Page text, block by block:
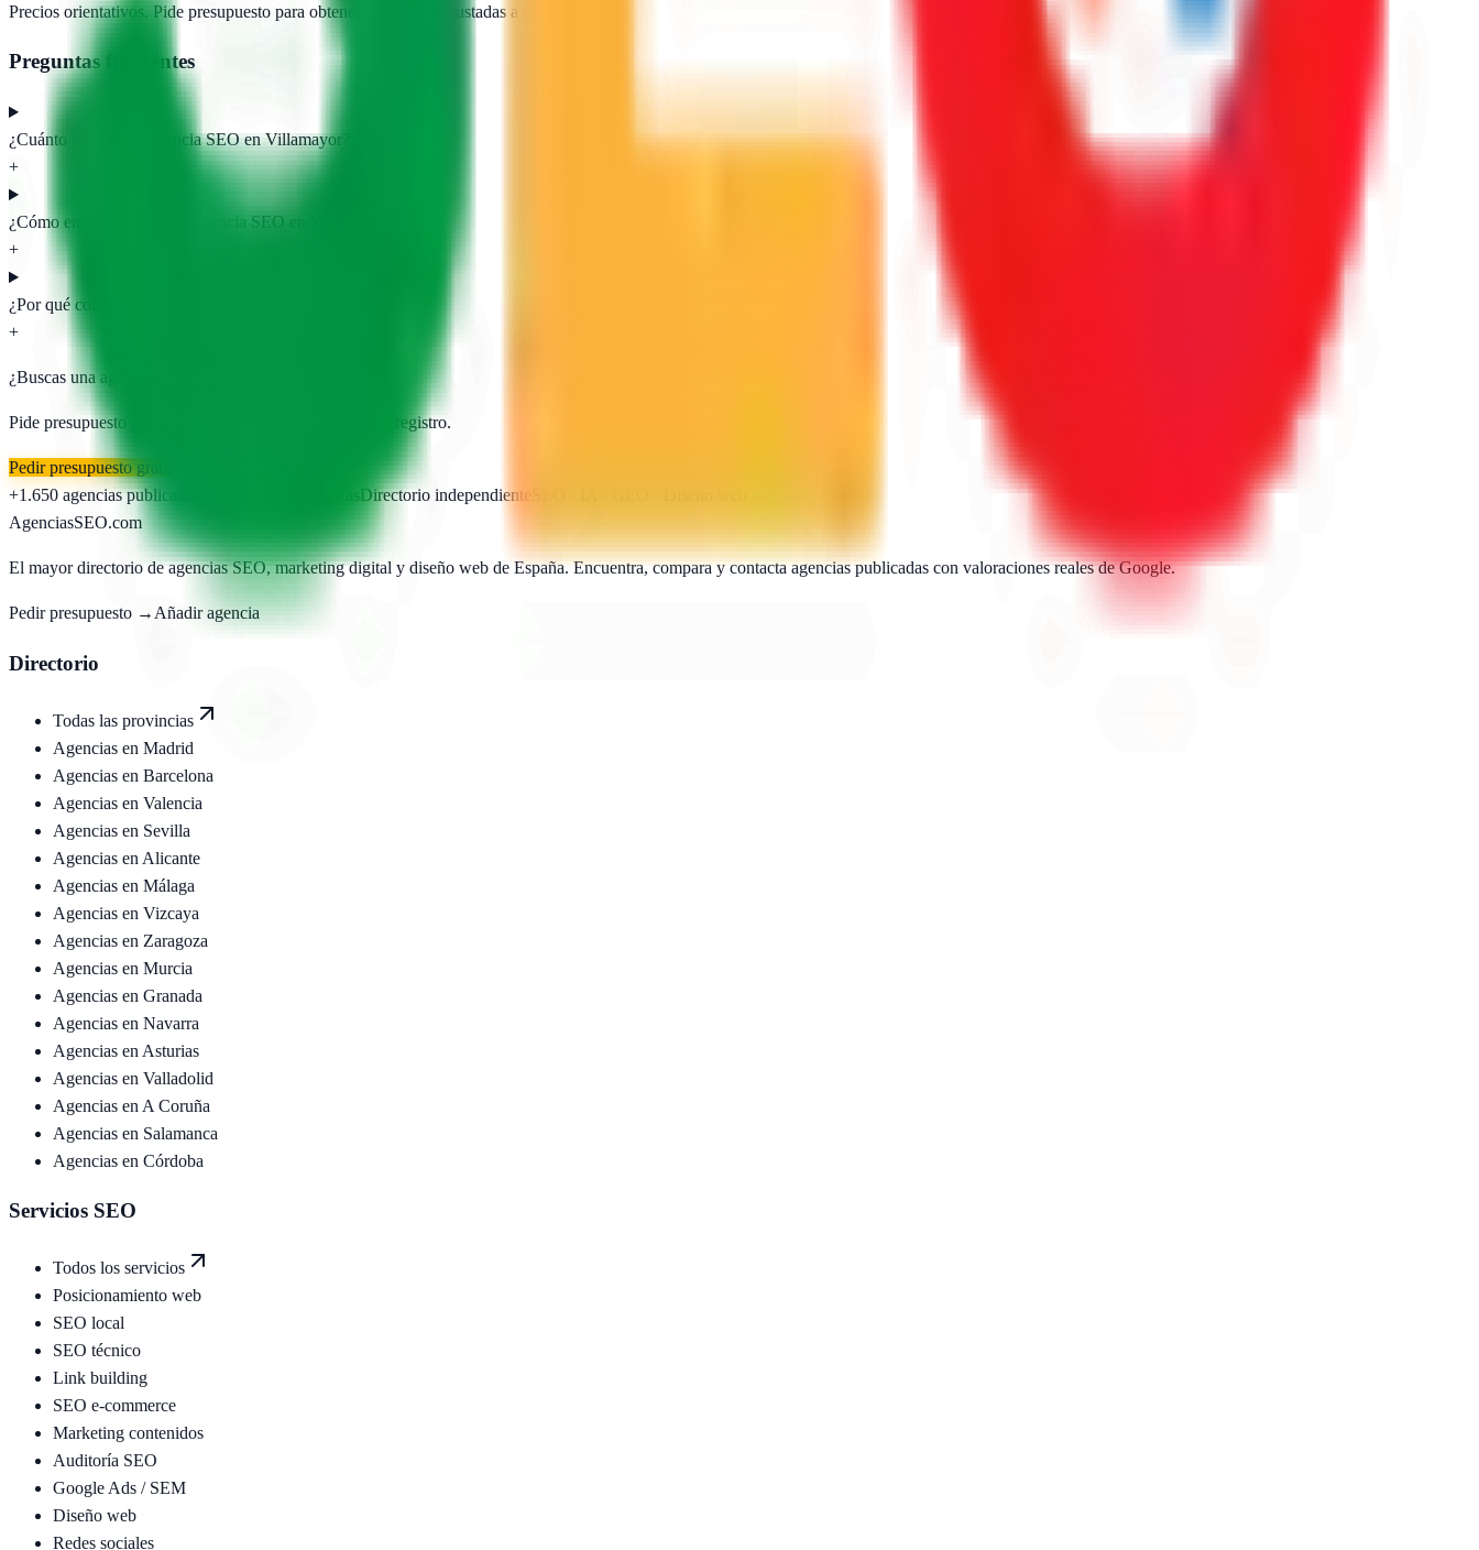
Precios orientativos. Pide presupuesto para obtener propuestas ajustadas a tu proyecto.
Preguntas frecuentes
¿Cuánto cuesta una agencia SEO en Villamayor?
+
¿Cómo encontrar la mejor agencia SEO en Villamayor?
+
¿Por qué contratar una agencia SEO local en Villamayor?
+
¿Buscas una agencia SEO en
Pide presupuesto gratis a las agencias publicadas. Sin registro.
Pedir presupuesto gratis
+1.650 agencias publicadas Directorio independiente
AgenciasSEO.com
El mayor directorio de agencias SEO, marketing digital y diseño web de España. Encuentra, compara y contacta agencias publicadas con valoraciones reales de Google.
Pedir presupuesto → Añadir agencia
Directorio
Todas las provincias
Agencias en Madrid
Agencias en Barcelona
Agencias en Valencia
Agencias en Sevilla
Agencias en Alicante
Agencias en Málaga
Agencias en Vizcaya
Agencias en Zaragoza
Agencias en Murcia
Agencias en Granada
Agencias en Navarra
Agencias en Asturias
Agencias en Valladolid
Agencias en A Coruña
Agencias en Salamanca
Agencias en Córdoba
Servicios SEO
Todos los servicios
Posicionamiento web
SEO local
SEO técnico
Link building
SEO e-commerce
Marketing contenidos
Auditoría SEO
Google Ads / SEM
Diseño web
Redes sociales